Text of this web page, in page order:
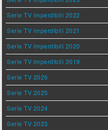
Serie TV imperdibili 2022
Serie TV imperdibili 2021
Serie TV imperdibili 2020
Serie TV imperdibili 2019
Serie TV 2026
Serie TV 2025
Serie TV 2024
Serie TV 2023